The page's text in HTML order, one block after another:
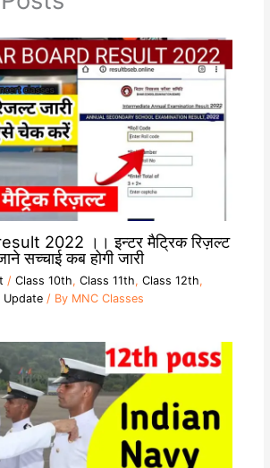
2022 ।। इन्टर मैट्रिक रिज़ल्ट
सच्चाई कब होगी जारी
/ Class 10th, Class 11th, Class 12th,
Update/ By MNC Classes